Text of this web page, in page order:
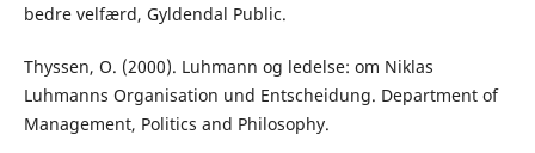
bedre velfærd, Gyldendal Public.
Thyssen, O. (2000). Luhmann og ledelse: om Niklas
Luhmanns Organisation und Entscheidung. Department of
Management, Politics and Philosophy.